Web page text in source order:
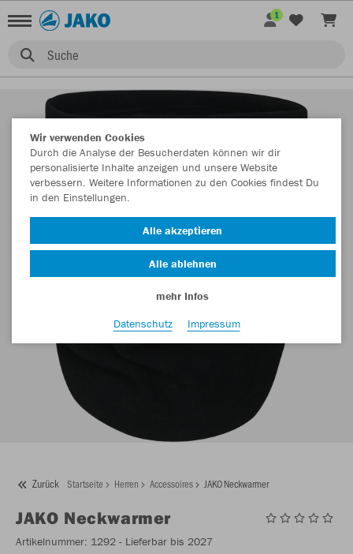
Suche
1
Zurück Startseite Herren Accessoires JAKO Neckwarmer
JAKO Neckwarmer
Artikelnummer: 1292 - Lieferbar bis 2027
Wir verwenden Cookies
Durch die Analyse der Besucherdaten können wir dir
personalisierte Inhalte anzeigen und unsere Website
verbessern. Weitere Informationen zu den Cookies findest Du
in den Einstellungen.
Alle akzeptieren
Alle ablehnen
mehr Infos
Datenschutz
Impressum